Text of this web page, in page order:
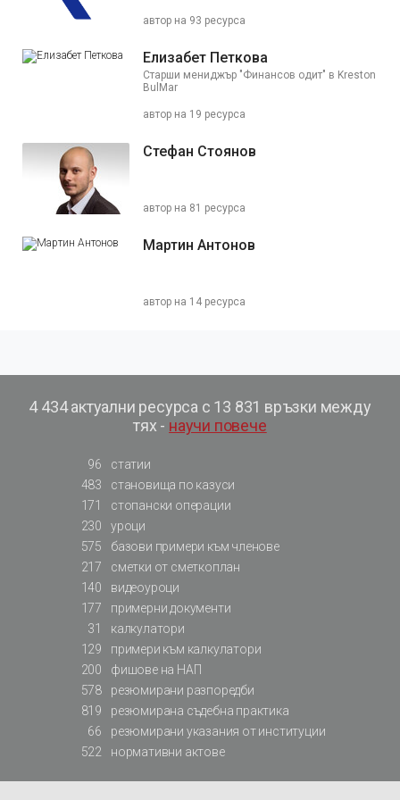
автор на 93 ресурса
Елизабет Петкова
Старши мениджър "Финансов одит" в Kreston
BulMar
автор на 19 ресурса
Стефан Стоянов
автор на 81 ресурса
Мартин Антонов
автор на 14 ресурса
4 434 актуални ресурса с 13 831 връзки между
тях - научи повече
96
статии
483
становища по казуси
171
стопански операции
230
уроци
575
базови примери към членове
217
сметки от сметкоплан
140
видеоуроци
177
примерни документи
31
калкулатори
129
примери към калкулатори
200
фишове на НАП
578
резюмирани разпоредби
819
резюмирана съдебна практика
66
резюмирани указания от институции
522
нормативни актове